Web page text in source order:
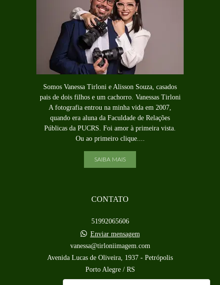
Somos Vanessa Tirloni e Alisson Souza, casados
pais de dois filhos e um cachorro. Vanessas Tirloni
A fotografia entrou na minha vida em 2007,
quando era aluna da Faculdade de Relações
Públicas da PUCRS. Foi amor à primeira vista.
Ou ao primeiro clique....
SAIBA MAIS
CONTATO
51992065606
Enviar mensagem
vanessa@tirloniimagem.com
Avenida Lucas de Oliveira, 1937 - Petrópolis
Porto Alegre / RS